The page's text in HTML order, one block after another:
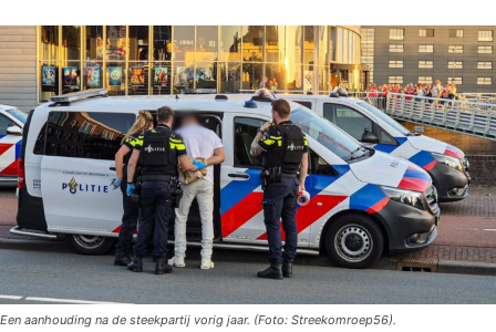
Een aanhouding na de steekpartij vorig jaar. (Foto: Streekomroep56).